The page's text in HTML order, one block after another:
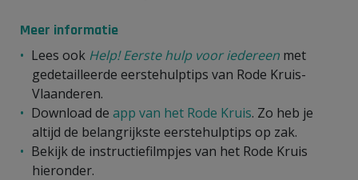
Meer informatie
Lees ook Help! Eerste hulp voor iedereen met
gedetailleerde eerstehulptips van Rode Kruis-
Vlaanderen.
Download de app van het Rode Kruis. Zo heb je
altijd de belangrijkste eerstehulptips op zak.
Bekijk de instructiefilmpjes van het Rode Kruis
hieronder.